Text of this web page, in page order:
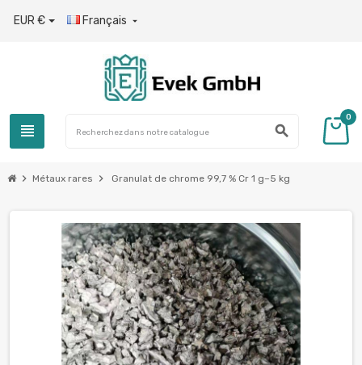
EUR € Français 
view_headline search
0
chevron_right Métaux rares chevron_right Granulat de chrome 99,7 % Cr 1 g–5 kg